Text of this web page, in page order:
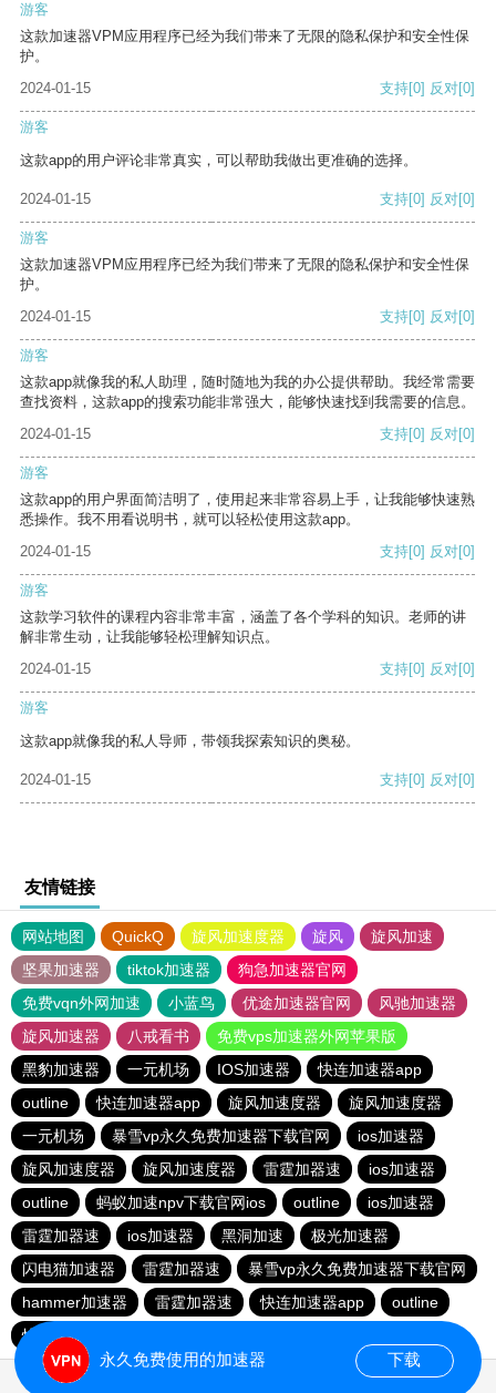
游客
这款加速器VPM应用程序已经为我们带来了无限的隐私保护和安全性保
护。
2024-01-15
支持[0] 反对[0]
游客
这款app的用户评论非常真实，可以帮助我做出更准确的选择。
2024-01-15 支持[0] 反对[0]
游客
这款加速器VPM应用程序已经为我们带来了无限的隐私保护和安全性保
护。
2024-01-15
支持[0] 反对[0]
游客
这款app就像我的私人助理，随时随地为我的办公提供帮助。我经常需要
查找资料，这款app的搜索功能非常强大，能够快速找到我需要的信息。
2024-01-15
支持[0] 反对[0]
游客
这款app的用户界面简洁明了，使用起来非常容易上手，让我能够快速熟
悉操作。我不用看说明书，就可以轻松使用这款app。
2024-01-15
支持[0] 反对[0]
游客
这款学习软件的课程内容非常丰富，涵盖了各个学科的知识。老师的讲
解非常生动，让我能够轻松理解知识点。
2024-01-15
支持[0] 反对[0]
游客
这款app就像我的私人导师，带领我探索知识的奥秘。
2024-01-15 支持[0] 反对[0]
友情链接
网站地图 QuickQ 旋风加速度器 旋风
旋风加速
坚果加速器
tiktok加速器
狗急加速器官网
免费vqn外网加速
小蓝鸟 优途加速器官网
风驰加速器
旋风加速器
八戒看书
免费vps加速器外网苹果版
黑豹加速器
一元机场 IOS加速器
快连加速器app
outline
快连加速器app 旋风加速度器
旋风加速度器
一元机场
暴雪vp永久免费加速器下载官网
ios加速器
旋风加速度器
旋风加速度器 雷霆加器速
ios加速器
outline
蚂蚁加速npv下载官网ios outline
ios加速器
雷霆加器速
ios加速器 黑洞加速
极光加速器
闪电猫加速器
雷霆加器速
暴雪vp永久免费加速器下载官网
hammer加速器
雷霆加器速 快连加速器app
outline
快连加速器app
永久免费使用的加速器 下载